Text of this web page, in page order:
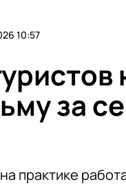
10:57
за
практике